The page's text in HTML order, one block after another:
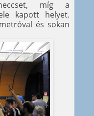
míg a
kapott helyet.
és sokan